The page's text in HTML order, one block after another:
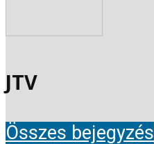
JTV
Összes bejegyzés